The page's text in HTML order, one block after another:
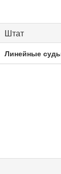
Штат
Линейные